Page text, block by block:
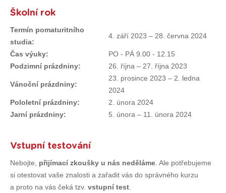
Školní rok
Termín pomaturitního
studia:
4. září 2023 – 28. června 2024
Čas výuky:
PO - PÁ 9.00 - 12.15
Podzimní prázdniny:
26. října – 27. října 2023
Vánoční prázdniny:
23. prosince 2023 – 2. ledna
2024
Pololetní prázdniny:
2. února 2024
Jarní prázdniny:
5. února – 11. února 2024
Vstupní testování
Nebojte, přijímací zkoušky u nás neděláme . Ale potřebujeme
si otestovat vaše znalosti a zařadit vás do správného kurzu
a proto na vás čeká tzv. vstupní test